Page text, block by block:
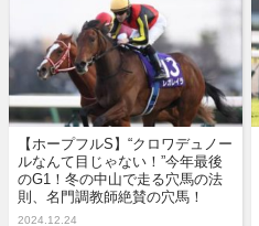
【ホープフルS】“クロワデュノー
ルなんて目じゃない！”今年最後
のG1！冬の中山で走る穴馬の法
則、名門調教師絶賛の穴馬！
2024.12.24